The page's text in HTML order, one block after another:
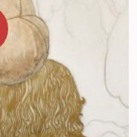
Vill du, din
från Hälsingland för en
eller ring
information
anlita-oss/
planerar att under